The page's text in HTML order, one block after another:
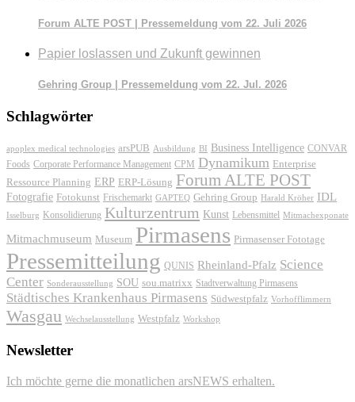
Forum ALTE POST | Pressemeldung vom 22. Juli 2026
Papier loslassen und Zukunft gewinnen
Gehring Group | Pressemeldung vom 22. Jul. 2026
Schlagwörter
apoplex medical technologies arsPUB Ausbildung BI Business Intelligence CONVAR
Foods Corporate Performance Management CPM Dynamikum Enterprise
Ressource Planning ERP ERP-Lösung Forum ALTE POST
Fotografie Fotokunst Frischemarkt GAPTEQ Gehring Group Harald Kröher IDL
Isselburg Konsolidierung Kulturzentrum Kunst Lebensmittel Mitmachexponate
Mitmachmuseum Museum Pirmasens Pirmasenser Fototage
Pressemitteilung QUNIS Rheinland-Pfalz Science
Center Sonderausstellung SOU sou.matrixx Stadtverwaltung Pirmasens
Städtisches Krankenhaus Pirmasens Südwestpfalz Vorhofflimmern
Wasgau Wechselausstellung Westpfalz Workshop
Newsletter
Ich möchte gerne die monatlichen arsNEWS erhalten.